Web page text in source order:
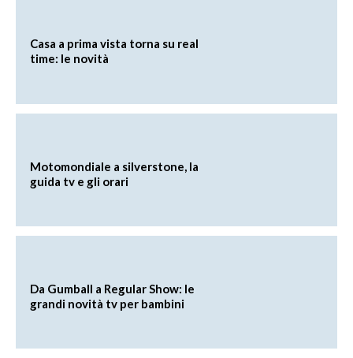
Casa a prima vista torna su real
time: le novità
Motomondiale a silverstone, la
guida tv e gli orari
Da Gumball a Regular Show: le
grandi novità tv per bambini